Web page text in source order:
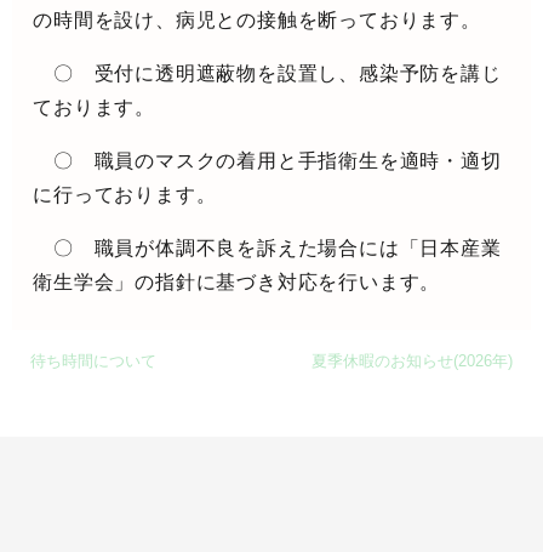
の時間を設け、病児との接触を断っております。
〇 受付に透明遮蔽物を設置し、感染予防を講じ
ております。
〇 職員のマスクの着用と手指衛生を適時・適切
に行っております。
〇 職員が体調不良を訴えた場合には「日本産業
衛生学会」の指針に基づき対応を行います。
待ち時間について 夏季休暇のお知らせ(2026年)